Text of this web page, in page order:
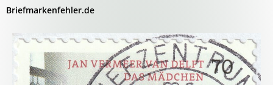
Briefmarkenfehler.de